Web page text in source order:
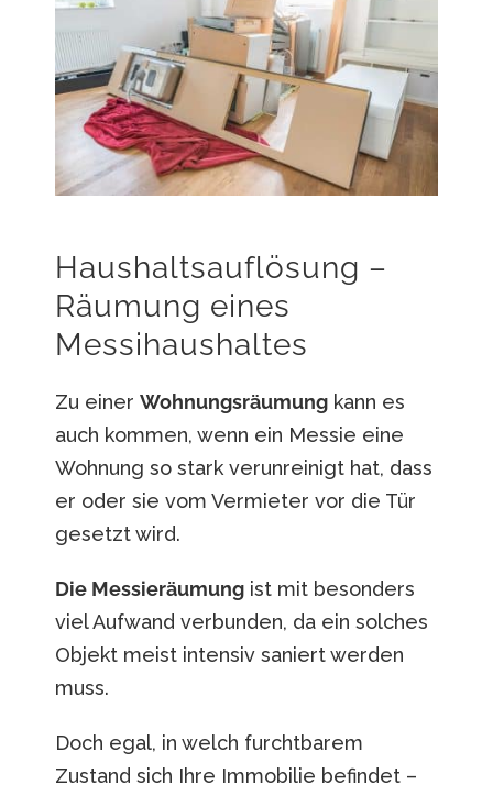
Haushaltsauflösung –
Räumung eines
Messihaushaltes
Zu einer Wohnungsräumungkann es
auch kommen, wenn ein Messie eine
Wohnung so stark verunreinigt hat, dass
er oder sie vom Vermieter vor die Tür
gesetzt wird.
Die Messieräumungist mit besonders
viel Aufwand verbunden, da ein solches
Objekt meist intensiv saniert werden
muss.
Doch egal, in welch furchtbarem
Zustand sich Ihre Immobilie befindet –